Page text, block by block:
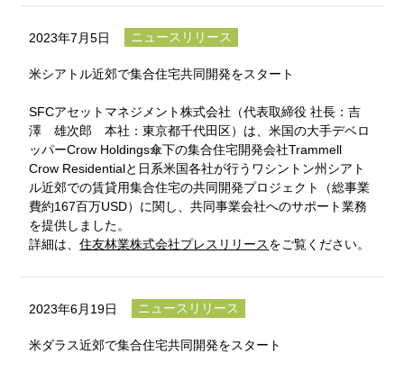
2023年7月5日 ニュースリリース
米シアトル近郊で集合住宅共同開発をスタート
SFCアセットマネジメント株式会社（代表取締役 社長：吉
澤 雄次郎 本社：東京都千代田区）は、米国の大手デベロ
ッパーCrow Holdings傘下の集合住宅開発会社Trammell
Crow Residentialと日系米国各社が行うワシントン州シアト
ル近郊での賃貸用集合住宅の共同開発プロジェクト（総事業
費約167百万USD）に関し、共同事業会社へのサポート業務
を提供しました。
詳細は、住友林業株式会社プレスリリースをご覧ください。
2023年6月19日 ニュースリリース
米ダラス近郊で集合住宅共同開発をスタート